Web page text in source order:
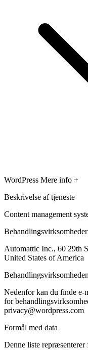
WordPress Mere info +
Beskrivelse af tjeneste
Content management
Behandlingsvirksomheder
Automattic Inc., 60 29th
United States of America
Nedenfor kan du finde e-
for
privacy@wordpress.com
Formål med data
Denne liste